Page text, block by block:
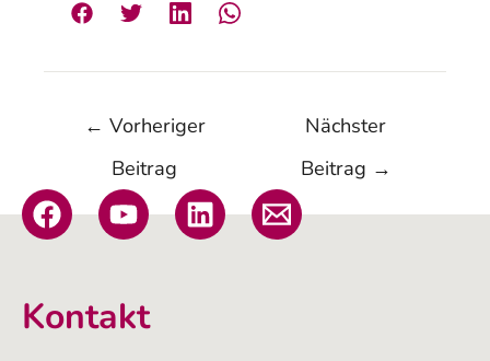
← Vorheriger
Beitrag
Nächster
Beitrag →
Kontakt